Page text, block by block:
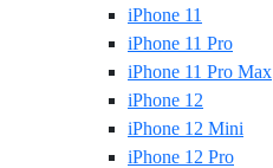
iPhone 11
iPhone 11 Pro
iPhone 11 Pro Max
iPhone 12
iPhone 12 Mini
iPhone 12 Pro